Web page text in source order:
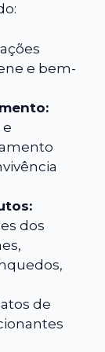
e bem-
dos
de